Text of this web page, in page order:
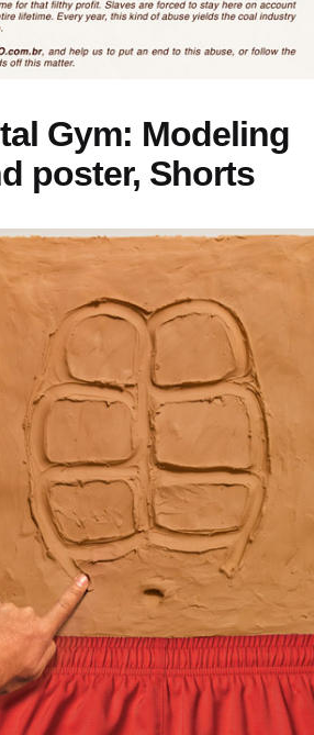
Gym: Modeling
poster, Shorts